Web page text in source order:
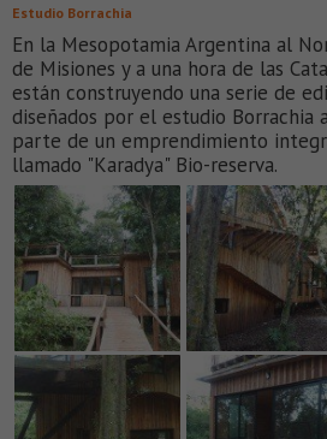
Estudio Borrachia
En la Mesopotamia Argentina al
de Misiones y a una hora de las
están construyendo una serie de
diseñados por el estudio Borrachia
parte de un emprendimiento
llamado "Karadya" Bio-reserva.